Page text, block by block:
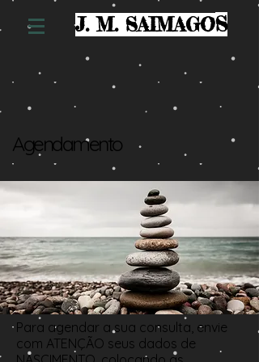
J. M. SAIMAGOS
Agendamento
Para agendar a sua consulta, envie
com ATENÇÃO seus dados de